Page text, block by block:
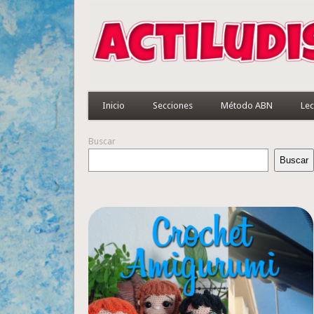
Inicio Secciones Método ABN
Buscar
Buscar